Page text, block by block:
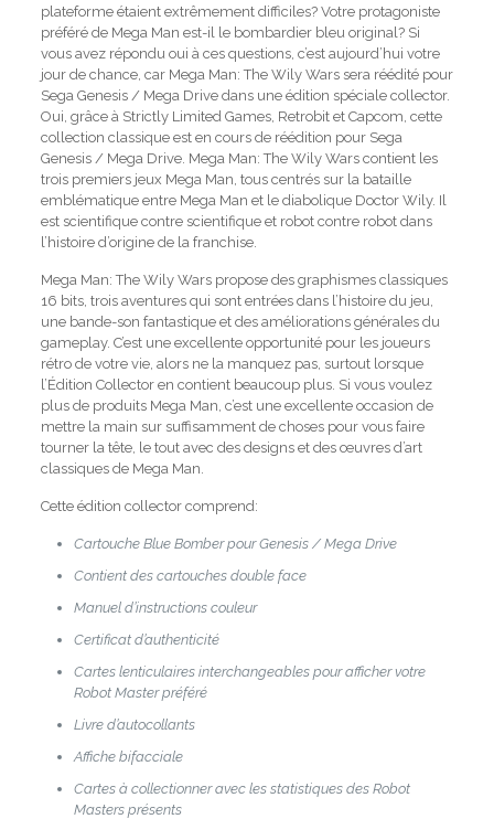
plateforme étaient extrêmement difficiles? Votre protagoniste
préféré de Mega Man est-il le bombardier bleu original? Si
vous avez répondu oui à ces questions, c’est aujourd’hui votre
jour de chance, car Mega Man: The Wily Wars sera réédité pour
Sega Genesis / Mega Drive dans une édition spéciale collector.
Oui, grâce à Strictly Limited Games, Retrobit et Capcom, cette
collection classique est en cours de réédition pour Sega
Genesis / Mega Drive. Mega Man: The Wily Wars contient les
trois premiers jeux Mega Man, tous centrés sur la bataille
emblématique entre Mega Man et le diabolique Doctor Wily. Il
est scientifique contre scientifique et robot contre robot dans
l’histoire d’origine de la franchise.
Mega Man: The Wily Wars propose des graphismes classiques
16 bits, trois aventures qui sont entrées dans l’histoire du jeu,
une bande-son fantastique et des améliorations générales du
gameplay. C’est une excellente opportunité pour les joueurs
rétro de votre vie, alors ne la manquez pas, surtout lorsque
l’Édition Collector en contient beaucoup plus. Si vous voulez
plus de produits Mega Man, c’est une excellente occasion de
mettre la main sur suffisamment de choses pour vous faire
tourner la tête, le tout avec des designs et des œuvres d’art
classiques de Mega Man.
Cette édition collector comprend:
Cartouche Blue Bomber pour Genesis / Mega Drive
Contient des cartouches double face
Manuel d’instructions couleur
Certificat d’authenticité
Cartes lenticulaires interchangeables pour afficher votre
Robot Master préféré
Livre d’autocollants
Affiche bifacciale
Cartes à collectionner avec les statistiques des Robot
Masters présents